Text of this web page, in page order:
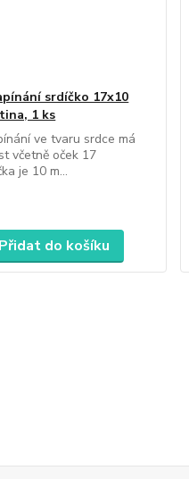
srdíčko 17x10
1 ks
ve tvaru srdce má
včetně oček 17
je 10 m...
Přidat do košíku